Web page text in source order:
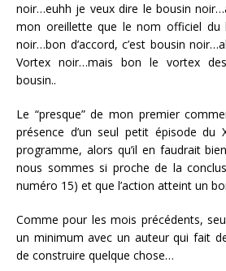
noir…euhh je veux dire le bousin
mon oreillette que le nom officiel du
noir…bon d’accord, c’est bousin
Vortex noir…mais bon le vortex
bousin..
Le “presque” de mon premier
présence d’un seul petit épisode du
programme, alors qu’il en faudrait
nous sommes si proche de la
numéro 15) et que l’action atteint un
Comme pour les mois précédents,
un minimum avec un auteur qui fait
de construire quelque chose…